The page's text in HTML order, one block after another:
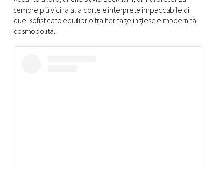
sempre più vicina alla corte e interprete impeccabile di
quel sofisticato equilibrio tra heritage inglese e modernità
cosmopolita.